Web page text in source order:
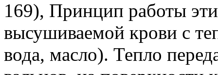
169), Принцип работы
высушиваемой крови с
вода, масло). Тепло